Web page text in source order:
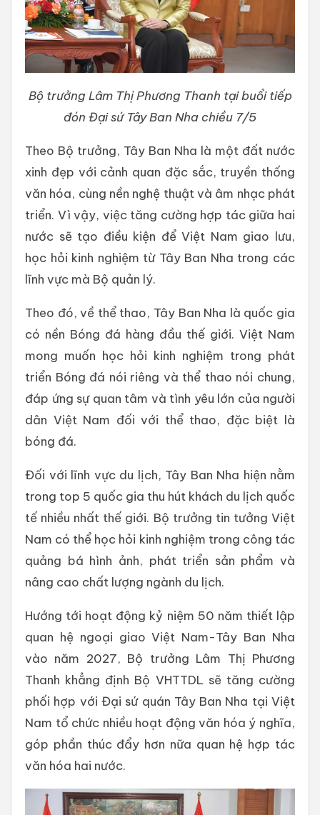
Bộ trưởng Lâm Thị Phương Thanh tại buổi tiếp
đón Đại sứ Tây Ban Nha chiều 7/5
Theo Bộ trưởng, Tây Ban Nha là một đất nước
xinh đẹp với cảnh quan đặc sắc, truyền thống
văn hóa, cùng nền nghệ thuật và âm nhạc phát
triển. Vì vậy, việc tăng cường hợp tác giữa hai
nước sẽ tạo điều kiện để Việt Nam giao lưu,
học hỏi kinh nghiệm từ Tây Ban Nha trong các
lĩnh vực mà Bộ quản lý.
Theo đó, về thể thao, Tây Ban Nha là quốc gia
có nền Bóng đá hàng đầu thế giới. Việt Nam
mong muốn học hỏi kinh nghiệm trong phát
triển Bóng đá nói riêng và thể thao nói chung,
đáp ứng sự quan tâm và tình yêu lớn của người
dân Việt Nam đối với thể thao, đặc biệt là
bóng đá.
Đối với lĩnh vực du lịch, Tây Ban Nha hiện nằm
trong top 5 quốc gia thu hút khách du lịch quốc
tế nhiều nhất thế giới. Bộ trưởng tin tưởng Việt
Nam có thể học hỏi kinh nghiệm trong công tác
quảng bá hình ảnh, phát triển sản phẩm và
nâng cao chất lượng ngành du lịch.
Hướng tới hoạt động kỷ niệm 50 năm thiết lập
quan hệ ngoại giao Việt Nam-Tây Ban Nha
vào năm 2027, Bộ trưởng Lâm Thị Phương
Thanh khẳng định Bộ VHTTDL sẽ tăng cường
phối hợp với Đại sứ quán Tây Ban Nha tại Việt
Nam tổ chức nhiều hoạt động văn hóa ý nghĩa,
góp phần thúc đẩy hơn nữa quan hệ hợp tác
văn hóa hai nước.